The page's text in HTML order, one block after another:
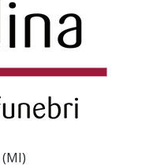
(MI)